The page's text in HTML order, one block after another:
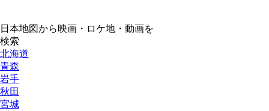
日本地図から映画・ロケ地・動画を
検索
北海道
青森
岩手
秋田
宮城